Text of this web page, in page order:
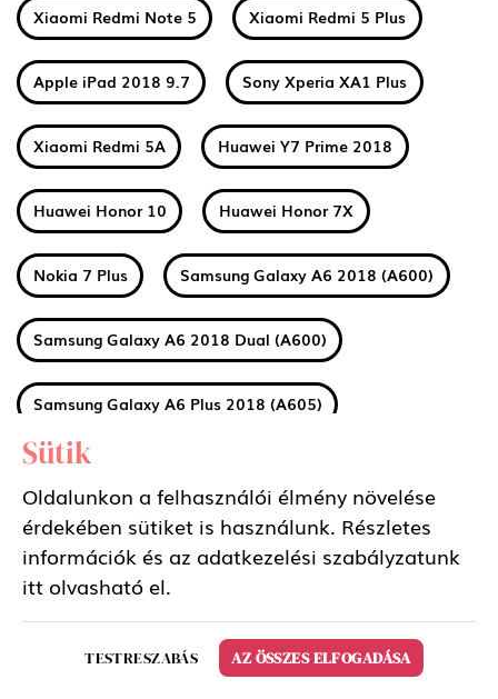
Xiaomi Redmi Note 5 Xiaomi Redmi 5 Plus
Apple iPad 2018 9.7 Sony Xperia XA1 Plus
Xiaomi Redmi 5A Huawei Y7 Prime 2018
Huawei Honor 10 Huawei Honor 7X
Nokia 7 Plus Samsung Galaxy A6 2018 (A600)
Samsung Galaxy A6 2018 Dual (A600)
Samsung Galaxy A6 Plus 2018 (A605)
Samsung Galaxy A6 Plus 2018 Dual (A605)
Huawei MediaPad M5 8.4 LTE
Huawei MediaPad M5 8.4 WIFI
Huawei MediaPad M5 10.8 LTE
Sütik
Oldalunkon a felhasználói élmény növelése
érdekében sütiket is használunk. Részletes
információk és az adatkezelési szabályzatunk
itt olvasható el.
TESTRESZABÁS AZ ÖSSZES ELFOGADÁSA